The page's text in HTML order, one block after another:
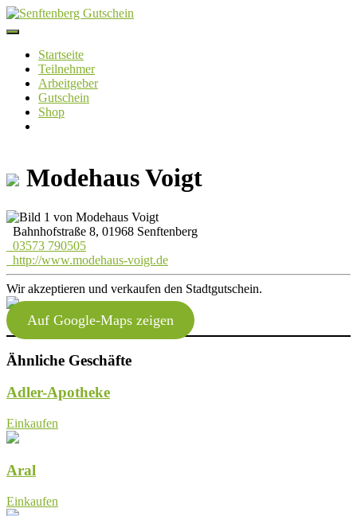
Skip
to
Startseite
Teilnehmer
Arbeitgeber
Gutschein
Shop
Modehaus Voigt
Bahnhofstraße 8, 01968 Senftenberg
03573 790505
http://www.modehaus-voigt.de
Wir akzeptieren und verkaufen den Stadtgutschein.
Auf Google-Maps zeigen
Ähnliche Geschäfte
Adler-Apotheke
Einkaufen
Aral
Einkaufen